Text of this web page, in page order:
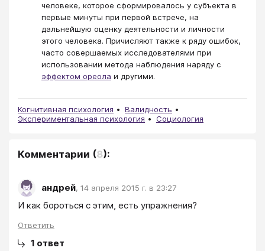
человеке, которое сформировалось у субъекта в
первые минуты при первой встрече, на
дальнейшую оценку деятельности и личности
этого человека. Причисляют также к ряду ошибок,
часто совершаемых исследователями при
использовании метода наблюдения наряду с
эффектом ореола и другими.
Когнитивная психология
Валидность
Экспериментальная психология
Социология
Комментарии (8):
андрей, 14 апреля 2015 г. в 23:27
И как бороться с этим, есть упражнения?
Ответить
1 ответ